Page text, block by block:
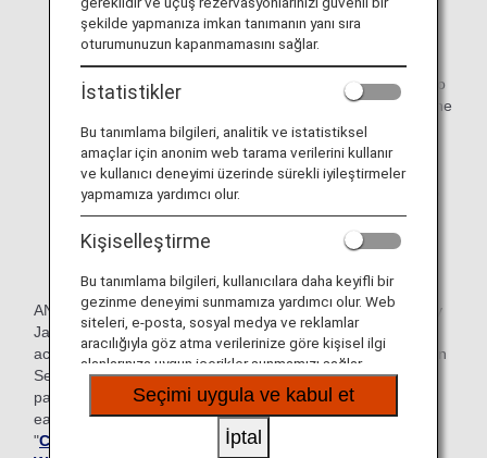
Premium Points earned in one year will determine
premium status for the following year.
The number of premium points earned from January to
December each year determines premium status for the
following year. Premium service starts April 1 and is
valid for one year.
Premium Points are calculated separate from mileage,
type and other factors when you fly.
ANA Mileage Club members who have ANA cards issued by
Japan can also earn Premium member status based on
achievement criteria that include the number of Life Solution
Services used and the amount for ANA Card and ANA Pay
payments in addition to the number of Premium Points
earned through flights. For details, please refer to
"Conditions for Attaining Premium Status for Members
şekilde yapmanıza imkan tanımanın yanı sıra
oturumunuzun kapanmamasını sağlar.
İstatistikler
Bu tanımlama bilgileri, analitik ve istatistiksel
amaçlar için anonim web tarama verilerini kullanır
ve kullanıcı deneyimi üzerinde sürekli iyileştirmeler
yapmamıza yardımcı olur.
Kişiselleştirme
Bu tanımlama bilgileri, kullanıcılara daha keyifli bir
gezinme deneyimi sunmamıza yardımcı olur. Web
siteleri, e-posta, sosyal medya ve reklamlar
aracılığıyla göz atma verilerinize göre kişisel ilgi
alanlarınıza uygun içerikler sunmamızı sağlar.
Seçimi uygula ve kabul et
İptal